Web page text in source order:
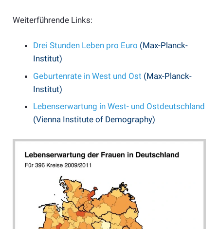
Weiterführende Links:
Drei Stunden Leben pro Euro (Max-Planck-
Institut)
Geburtenrate in West und Ost (Max-Planck-
Institut)
Lebenserwartung in West- und Ostdeutschland
(Vienna Institute of Demography)